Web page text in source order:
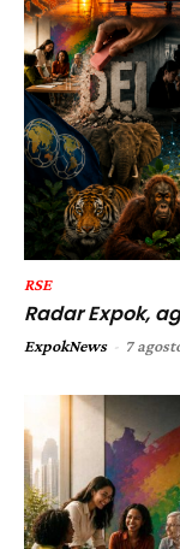
RSE
Radar Expok,
ExpokNews - 7